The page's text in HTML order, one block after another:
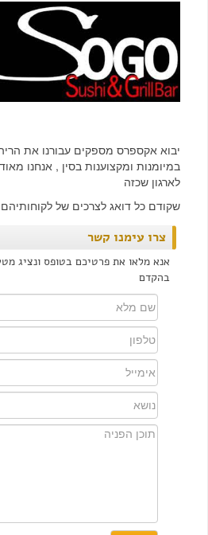
יבוא אקספרס מספקים עבורנו את
במיומנות ומקצוענות בסין , אנחנו
לארגון שכזה
שקודם כל דואג לצרכים של לקוחותיהם
צרו עימנו קשר
אנא מלאו את פרטיכם בטופס ונציג
בהקדם